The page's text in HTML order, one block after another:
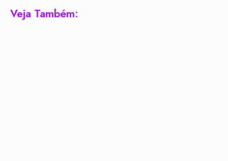
Veja Também: